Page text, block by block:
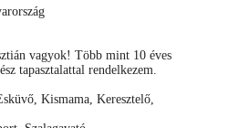
vagyok! Több mint 10 éves
tapasztalattal rendelkezem.
Kismama, Keresztelő,